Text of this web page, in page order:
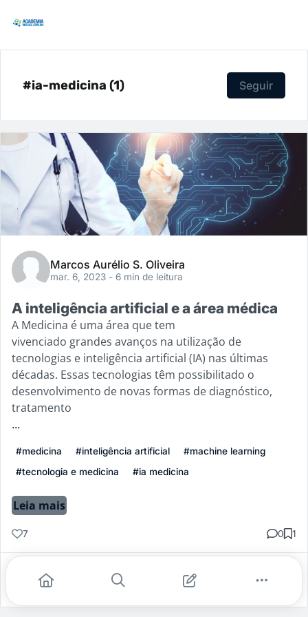
#ia-medicina (1) Seguir
Marcos Aurélio S. Oliveira
mar. 6, 2023 - 6 min de leitura
A inteligência artificial e a área médica
A Medicina é uma área que tem
vivenciado grandes avanços na utilização de
tecnologias e inteligência artificial (IA) nas últimas
décadas. Essas tecnologias têm possibilitado o
desenvolvimento de novas formas de diagnóstico,
tratamento
...
#medicina #inteligência artificial
#machine learning
#tecnologia e medicina
#ia medicina
Leia mais
7 0 1
Gostei Comentar Salvar